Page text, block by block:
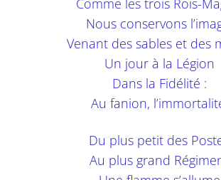
Nous conservons
Venant des sables et des
Un jour à la Légion
Dans la Fidélité :
Au fanion,
Du plus petit des
Au plus grand